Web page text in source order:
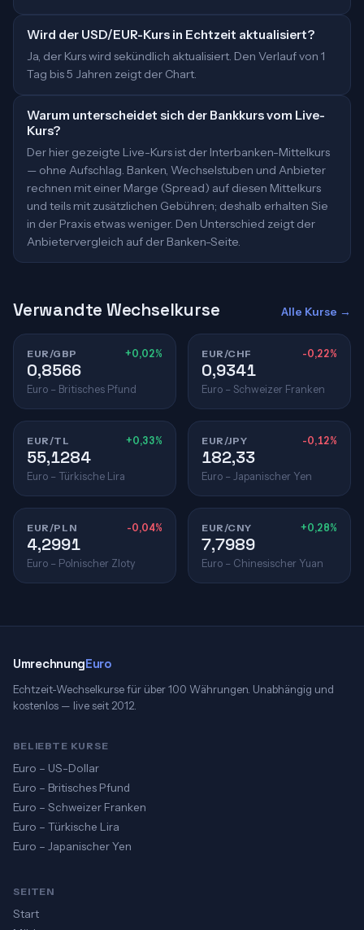
Wird der USD/EUR-Kurs in Echtzeit aktualisiert?
Ja, der Kurs wird sekündlich aktualisiert. Den Verlauf von 1
Tag bis 5 Jahren zeigt der Chart.
Warum unterscheidet sich der Bankkurs vom Live-
Kurs?
Der hier gezeigte Live-Kurs ist der Interbanken-Mittelkurs
— ohne Aufschlag. Banken, Wechselstuben und Anbieter
rechnen mit einer Marge (Spread) auf diesen Mittelkurs
und teils mit zusätzlichen Gebühren; deshalb erhalten Sie
in der Praxis etwas weniger. Den Unterschied zeigt der
Anbietervergleich auf der Banken-Seite.
Verwandte Wechselkurse Alle Kurse →
EUR/GBP +0,02%
0,8566
Euro – Britisches Pfund
EUR/CHF -0,22%
0,9341
Euro – Schweizer Franken
EUR/TL +0,33%
55,1284
Euro – Türkische Lira
EUR/JPY -0,12%
182,33
Euro – Japanischer Yen
EUR/PLN -0,04%
4,2991
Euro – Polnischer Zloty
EUR/CNY +0,28%
7,7989
Euro – Chinesischer Yuan
UmrechnungEuro
Echtzeit-Wechselkurse für über 100 Währungen. Unabhängig und
kostenlos — live seit 2012.
BELIEBTE KURSE
Euro – US-Dollar
Euro – Britisches Pfund
Euro – Schweizer Franken
Euro – Türkische Lira
Euro – Japanischer Yen
SEITEN
Start